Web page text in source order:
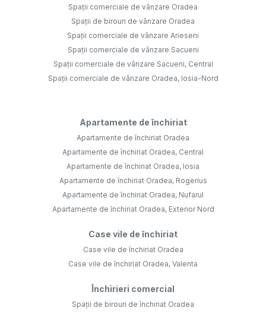
Apartamente de închiriat Oradea
Apartamente de închiriat Oradea, Central
Apartamente de închiriat Oradea, Iosia
Apartamente de închiriat Oradea, Rogerius
Apartamente de închiriat Oradea, Nufarul
Apartamente de închiriat Oradea, Exterior Nord
Case vile de închiriat Oradea
Închirieri comercial
Spații de birouri de închiriat Oradea
Spații comerciale de închiriat Oradea
Spații de birouri de închiriat Oradea, Central
Spații comerciale de închiriat Oradea, Central
2026 Vestinvest Imobiliare S.R.L.
Site creat în